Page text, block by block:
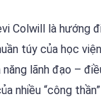
Colwill là hướng
túy của học
năng lãnh đạo –
nhiều “công